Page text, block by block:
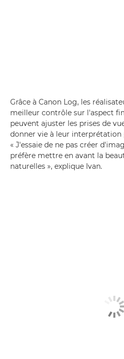
Grâce à Canon Log, les
meilleur contrôle sur l'aspect
peuvent ajuster les prises de
donner vie à leur interprétation
« J'essaie de ne pas créer
préfère mettre en avant la
naturelles », explique Ivan.